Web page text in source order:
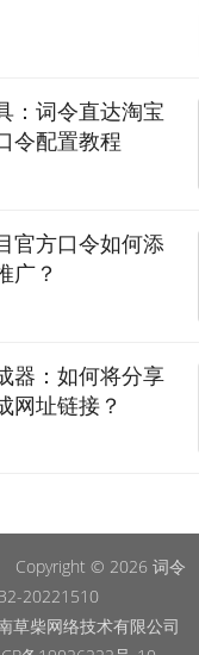
：词令直达淘宝
令配置教程
官方口令如何添
广？
器：如何将分享
网址链接？
Copyright © 2026 词令
20221510
草柴网络技术有限公司